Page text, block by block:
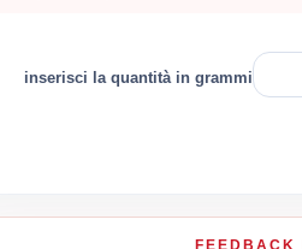
inserisci la quantità in grammi
FEEDBACK